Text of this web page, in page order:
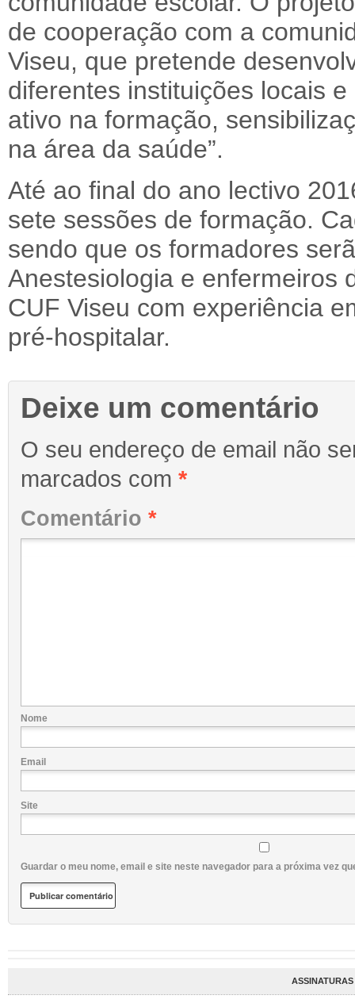
de cooperação com a
Viseu, que pretende
diferentes instituições locais
ativo na formação,
na área da saúde”.
Até ao final do ano lectivo
sete sessões de formação.
sendo que os formadores
Anestesiologia e enfermeiros
CUF Viseu com experiência
pré-hospitalar.
Deixe um comentário
O seu endereço de email não
marcados com *
Comentário *
Nome
Email
Site
Guardar o meu nome, email e site neste navegador para a próxima vez
ASSINATURAS